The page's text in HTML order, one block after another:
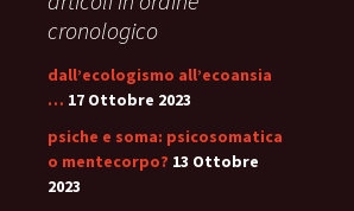
cronologico
dall’ecologismo all’ecoansia
… 17 Ottobre 2023
psiche e soma: psicosomatica
o mentecorpo? 13 Ottobre
2023